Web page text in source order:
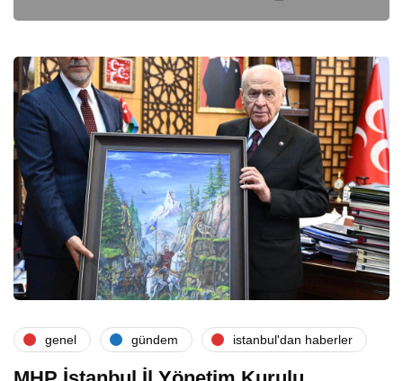
genel gündem i̇stanbul'dan haberler